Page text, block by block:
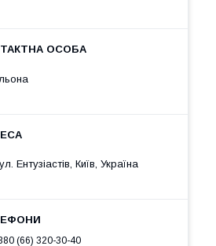
Ентузіастів, Київ, Україна
(66) 320-30-40